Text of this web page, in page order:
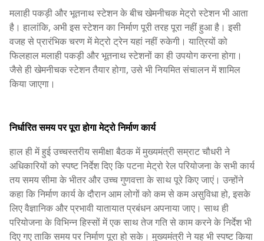
मलाही पकड़ी और भूतनाथ स्टेशन के बीच खेमनीचक मेट्रो स्टेशन भी आता
है। हालांकि, अभी इस स्टेशन का निर्माण पूरी तरह पूरा नहीं हुआ है। इसी
वजह से प्रारंभिक चरण में मेट्रो ट्रेन यहां नहीं रुकेगी। यात्रियों को
फिलहाल मलाही पकड़ी और भूतनाथ स्टेशनों का ही उपयोग करना होगा।
जैसे ही खेमनीचक स्टेशन तैयार होगा, उसे भी नियमित संचालन में शामिल
किया जाएगा।
निर्धारित समय पर पूरा होगा मेट्रो निर्माण कार्य
हाल ही में हुई उच्चस्तरीय समीक्षा बैठक में मुख्यमंत्री सम्राट चौधरी ने
अधिकारियों को स्पष्ट निर्देश दिए कि पटना मेट्रो रेल परियोजना के सभी कार्य
तय समय सीमा के भीतर और उच्च गुणवत्ता के साथ पूरे किए जाएं। उन्होंने
कहा कि निर्माण कार्य के दौरान आम लोगों को कम से कम असुविधा हो, इसके
लिए वैज्ञानिक और प्रभावी यातायात प्रबंधन अपनाया जाए। साथ ही
परियोजना के विभिन्न हिस्सों में एक साथ तेज गति से काम करने के निर्देश भी
दिए गए ताकि समय पर निर्माण पूरा हो सके। मुख्यमंत्री ने यह भी स्पष्ट किया